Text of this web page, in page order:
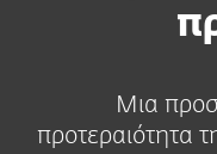
Μια
προτεραιότητα